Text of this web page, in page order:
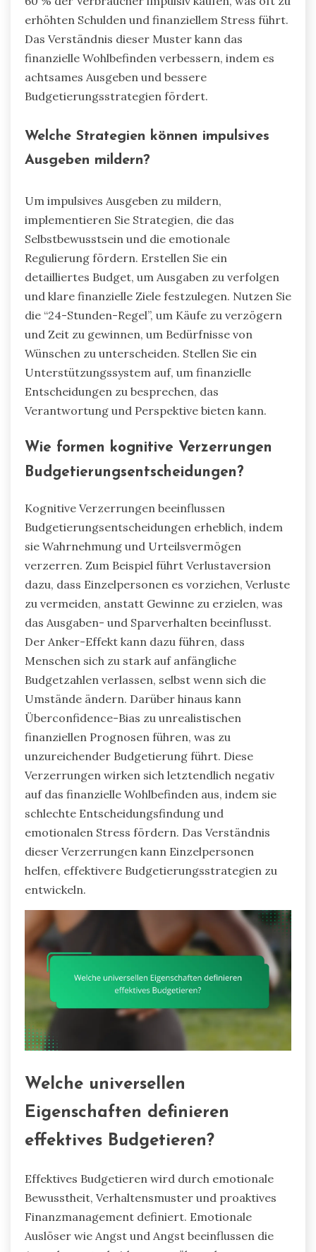
erhöhten Schulden und finanziellem Stress führt.
Das Verständnis dieser Muster kann das
finanzielle Wohlbefinden verbessern, indem es
achtsames Ausgeben und bessere
Budgetierungsstrategien fördert.
Welche Strategien können impulsives
Ausgeben mildern?
Um impulsives Ausgeben zu mildern,
implementieren Sie Strategien, die das
Selbstbewusstsein und die emotionale
Regulierung fördern. Erstellen Sie ein
detailliertes Budget, um Ausgaben zu verfolgen
und klare finanzielle Ziele festzulegen. Nutzen Sie
die “24-Stunden-Regel”, um Käufe zu verzögern
und Zeit zu gewinnen, um Bedürfnisse von
Wünschen zu unterscheiden. Stellen Sie ein
Unterstützungssystem auf, um finanzielle
Entscheidungen zu besprechen, das
Verantwortung und Perspektive bieten kann.
Wie formen kognitive Verzerrungen
Budgetierungsentscheidungen?
Kognitive Verzerrungen beeinflussen
Budgetierungsentscheidungen erheblich, indem
sie Wahrnehmung und Urteilsvermögen
verzerren. Zum Beispiel führt Verlustaversion
dazu, dass Einzelpersonen es vorziehen, Verluste
zu vermeiden, anstatt Gewinne zu erzielen, was
das Ausgaben- und Sparverhalten beeinflusst.
Der Anker-Effekt kann dazu führen, dass
Menschen sich zu stark auf anfängliche
Budgetzahlen verlassen, selbst wenn sich die
Umstände ändern. Darüber hinaus kann
Überconfidence-Bias zu unrealistischen
finanziellen Prognosen führen, was zu
unzureichender Budgetierung führt. Diese
Verzerrungen wirken sich letztendlich negativ
auf das finanzielle Wohlbefinden aus, indem sie
schlechte Entscheidungsfindung und
emotionalen Stress fördern. Das Verständnis
dieser Verzerrungen kann Einzelpersonen
helfen, effektivere Budgetierungsstrategien zu
entwickeln.
Welche universellen
Eigenschaften definieren
effektives Budgetieren?
Effektives Budgetieren wird durch emotionale
Bewusstheit, Verhaltensmuster und proaktives
Finanzmanagement definiert. Emotionale
Auslöser wie Angst und Angst beeinflussen die